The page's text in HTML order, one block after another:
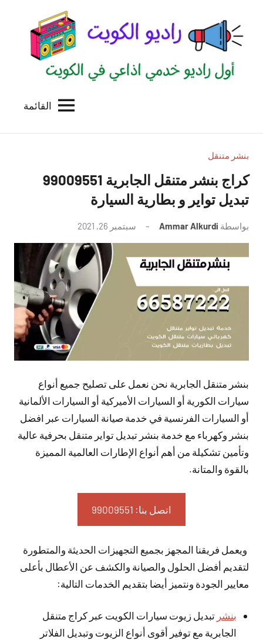
المحتوى
الكويت
للاعلانات
بالكويت
القائمة
بنشر متنقل
تبديل تواير و بطارية السيارة
بواسطة Ammar Alkurdi سبتمبر 26, 2021
توجد
تعليقات
بنشر متنقل الجابرية نحن نعمل على تصليح جميع أنواع
سيارات الكورية أو السيارات الأميركية أو السيارات الألمانية
أو السيارات الفرنسية في خدمة صيانة السيارات عبر افضل
بنشر وكهرباء مع خدمة بنشر تبديل تواير متنقل بحرفية عالية
وتأمين تشكيلة من أهم أنواع الإطارات العالمية المميزة
بالقوة والمتانة.
اتصل بنا: 99009551‬
ويعمل فريقنا المجهز بجميع التجهيزات الحديثة والمتطورة
لتقديم أفضل الحلول والصيانة والكشف عن الأعطال بأعلى
معايير الجودة ونتميز أيضا بتقديم الخدمات التالية:
بنشر تبديل زيوت سيارات الكويت عبر كراج متنقل
الجابرية مع توفير أقوى أنواع الزيوت وتبديل الفلاتر